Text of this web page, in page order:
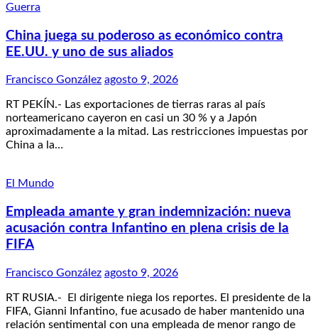
Guerra
China juega su poderoso as económico contra
EE.UU. y uno de sus aliados
Francisco González agosto 9, 2026
RT PEKÍN.- Las exportaciones de tierras raras al país
norteamericano cayeron en casi un 30 % y a Japón
aproximadamente a la mitad. Las restricciones impuestas por
China a la…
El Mundo
Empleada amante y gran indemnización: nueva
acusación contra Infantino en plena crisis de la
FIFA
Francisco González agosto 9, 2026
RT RUSIA.- El dirigente niega los reportes. El presidente de la
FIFA, Gianni Infantino, fue acusado de haber mantenido una
relación sentimental con una empleada de menor rango de